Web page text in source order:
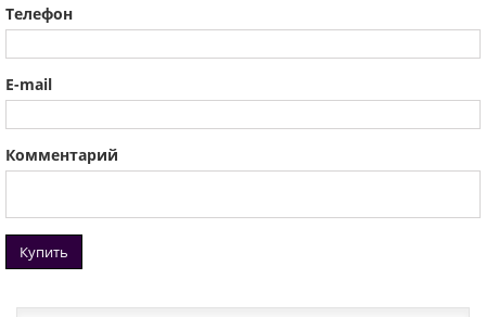
Телефон
E-mail
Комментарий
Купить